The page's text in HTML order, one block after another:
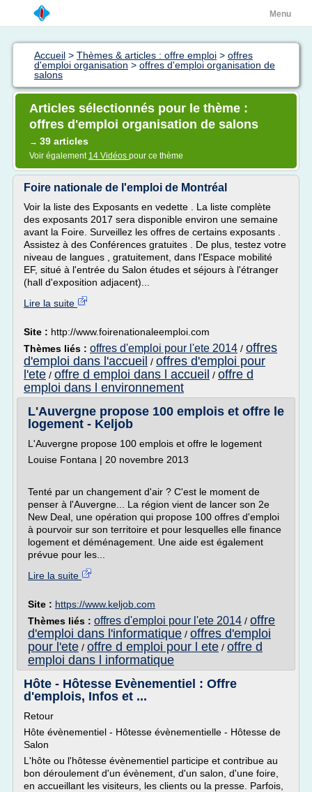
Menu
Accueil > Thèmes & articles : offre emploi > offres
d'emploi organisation > offres d'emploi organisation de
salons
Articles sélectionnés pour le thème :
offres d'emploi organisation de salons
→ 39 articles
Voir également 14 Vidéos pour ce thème
Foire nationale de l'emploi de Montréal
Voir la liste des Exposants en vedette . La liste complète
des exposants 2017 sera disponible environ une semaine
avant la Foire. Surveillez les offres de certains exposants .
Assistez à des Conférences gratuites . De plus, testez votre
niveau de langues , gratuitement, dans l'Espace mobilité
EF, situé à l'entrée du Salon études et séjours à l'étranger
(hall d'exposition adjacent)...
Lire la suite
Site : http://www.foirenationaleemploi.com
Thèmes liés : offres d'emploi pour l'ete 2014 / offres
d'emploi dans l'accueil / offres d'emploi pour
l'ete / offre d emploi dans l accueil / offre d
emploi dans l environnement
L'Auvergne propose 100 emplois et offre le
logement - Keljob
L'Auvergne propose 100 emplois et offre le logement
Louise Fontana | 20 novembre 2013
Tenté par un changement d'air ? C'est le moment de
penser à l'Auvergne... La région vient de lancer son 2e
New Deal, une opération qui propose 100 offres d'emploi
à pourvoir sur son territoire et pour lesquelles elle finance
logement et déménagement. Une aide est également
prévue pour les...
Lire la suite
Site : https://www.keljob.com
Thèmes liés : offres d'emploi pour l'ete 2014 / offre
d'emploi dans l'informatique / offres d'emploi
pour l'ete / offre d emploi pour l ete / offre d
emploi dans l informatique
Hôte - Hôtesse Evènementiel : Offre
d'emplois, Infos et ...
Retour
Hôte évènementiel - Hôtesse évènementielle - Hôtesse de
Salon
L'hôte ou l'hôtesse évènementiel participe et contribue au
bon déroulement d'un évènement, d'un salon, d'une foire,
en accueillant les visiteurs, les clients ou la presse. Parfois,